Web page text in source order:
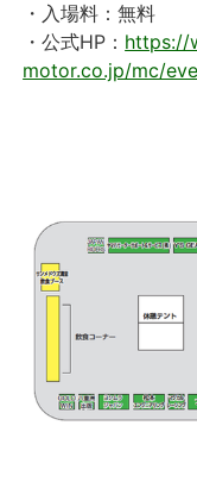
・入場料：無料
・公式HP： https://
motor.co.jp/mc/